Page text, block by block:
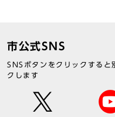
市公式SNS
SNSボタンをクリックすると
クします